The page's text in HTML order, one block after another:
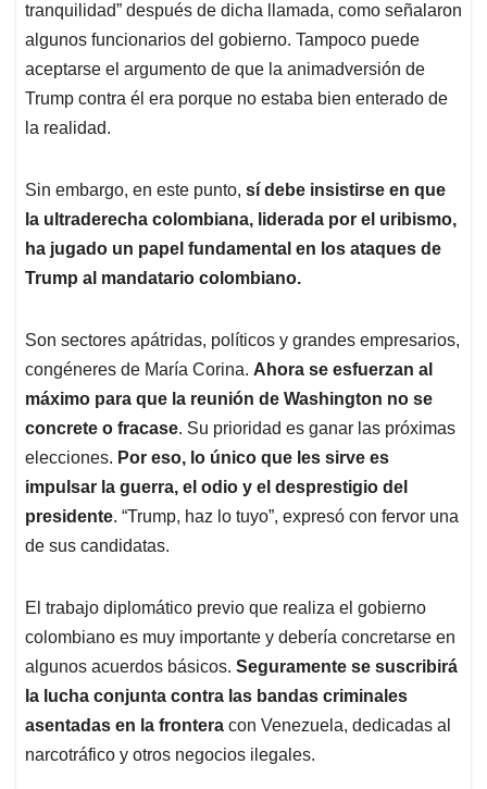
tranquilidad” después de dicha llamada, como señalaron
algunos funcionarios del gobierno. Tampoco puede
aceptarse el argumento de que la animadversión de
Trump contra él era porque no estaba bien enterado de
la realidad.
Sin embargo, en este punto, sí debe insistirse en que
la ultraderecha colombiana, liderada por el uribismo,
ha jugado un papel fundamental en los ataques de
Trump al mandatario colombiano.
Son sectores apátridas, políticos y grandes empresarios,
congéneres de María Corina. Ahora se esfuerzan al
máximo para que la reunión de Washington no se
concrete o fracase. Su prioridad es ganar las próximas
elecciones. Por eso, lo único que les sirve es
impulsar la guerra, el odio y el desprestigio del
presidente. “Trump, haz lo tuyo”, expresó con fervor una
de sus candidatas.
El trabajo diplomático previo que realiza el gobierno
colombiano es muy importante y debería concretarse en
algunos acuerdos básicos. Seguramente se suscribirá
la lucha conjunta contra las bandas criminales
asentadas en la frontera con Venezuela, dedicadas al
narcotráfico y otros negocios ilegales.